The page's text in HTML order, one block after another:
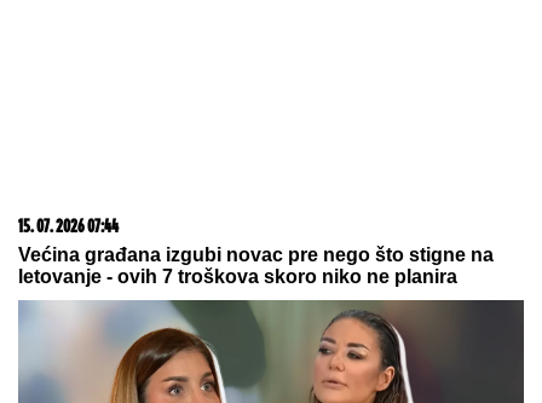
PRAVE BAZEN U VILI NA AVALI
Imanje vredi milione, a sada podelili
snimak iz dvorišta: Bagerista uveliko
izvodi radove (Video)